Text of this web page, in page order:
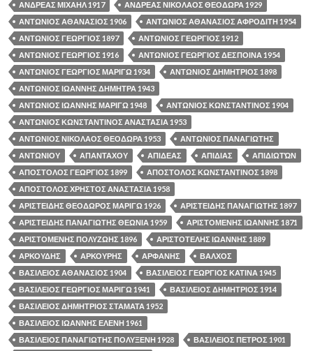
ΑΝΔΡΕΑΣ ΜΙΧΑΗΛ 1917
ΑΝΔΡΕΑΣ ΝΙΚΟΛΑΟΣ ΘΕΟΔΩΡΑ 1929
ΑΝΤΩΝΙΟΣ ΑΘΑΝΑΣΙΟΣ 1906
ΑΝΤΩΝΙΟΣ ΑΘΑΝΑΣΙΟΣ ΑΦΡΟΔΙΤΗ 1954
ΑΝΤΩΝΙΟΣ ΓΕΩΡΓΙΟΣ 1897
ΑΝΤΩΝΙΟΣ ΓΕΩΡΓΙΟΣ 1912
ΑΝΤΩΝΙΟΣ ΓΕΩΡΓΙΟΣ 1916
ΑΝΤΩΝΙΟΣ ΓΕΩΡΓΙΟΣ ΔΕΣΠΟΙΝΑ 1954
ΑΝΤΩΝΙΟΣ ΓΕΩΡΓΙΟΣ ΜΑΡΙΓΩ 1934
ΑΝΤΩΝΙΟΣ ΔΗΜΗΤΡΙΟΣ 1898
ΑΝΤΩΝΙΟΣ ΙΩΑΝΝΗΣ ΔΗΜΗΤΡΑ 1943
ΑΝΤΩΝΙΟΣ ΙΩΑΝΝΗΣ ΜΑΡΙΓΩ 1948
ΑΝΤΩΝΙΟΣ ΚΩΝΣΤΑΝΤΙΝΟΣ 1904
ΑΝΤΩΝΙΟΣ ΚΩΝΣΤΑΝΤΙΝΟΣ ΑΝΑΣΤΑΣΙΑ 1953
ΑΝΤΩΝΙΟΣ ΝΙΚΟΛΑΟΣ ΘΕΟΔΩΡΑ 1953
ΑΝΤΩΝΙΟΣ ΠΑΝΑΓΙΩΤΗΣ
ΑΝΤΩΝΙΟΥ
ΑΠΑΝΤΑΧΟΥ ΑΠΙΔΕΑΣ ΑΠΙΔΙΑΣ
ΑΠΙΔΙΩΤΏΝ
ΑΠΟΣΤΟΛΟΣ ΓΕΩΡΓΙΟΣ 1899
ΑΠΟΣΤΟΛΟΣ ΚΩΝΣΤΑΝΤΙΝΟΣ 1898
ΑΠΟΣΤΟΛΟΣ ΧΡΗΣΤΟΣ ΑΝΑΣΤΑΣΙΑ 1958
ΑΡΙΣΤΕΙΔΗΣ ΘΕΟΔΩΡΟΣ ΜΑΡΙΓΩ 1926
ΑΡΙΣΤΕΙΔΗΣ ΠΑΝΑΓΙΩΤΗΣ 1897
ΑΡΙΣΤΕΙΔΗΣ ΠΑΝΑΓΙΩΤΗΣ ΘΕΩΝΙΑ 1959
ΑΡΙΣΤΟΜΕΝΗΣ ΙΩΑΝΝΗΣ 1871
ΑΡΙΣΤΟΜΕΝΗΣ ΠΟΛΥΖΩΗΣ 1896
ΑΡΙΣΤΟΤΕΛΗΣ ΙΩΑΝΝΗΣ 1889
ΑΡΚΟΥΔΗΣ
ΑΡΚΟΥΡΗΣ ΑΡΦΑΝΗΣ
ΒΑΛΧΟΣ
ΒΑΣΙΛΕΙΟΣ ΑΘΑΝΑΣΙΟΣ 1904
ΒΑΣΙΛΕΙΟΣ ΓΕΩΡΓΙΟΣ ΚΑΤΙΝΑ 1945
ΒΑΣΙΛΕΙΟΣ ΓΕΩΡΓΙΟΣ ΜΑΡΙΓΩ 1941
ΒΑΣΙΛΕΙΟΣ ΔΗΜΗΤΡΙΟΣ 1914
ΒΑΣΙΛΕΙΟΣ ΔΗΜΗΤΡΙΟΣ ΣΤΑΜΑΤΑ 1952
ΒΑΣΙΛΕΙΟΣ ΙΩΑΝΝΗΣ ΕΛΕΝΗ 1961
ΒΑΣΙΛΕΙΟΣ ΠΑΝΑΓΙΩΤΗΣ ΠΟΛΥΞΕΝΗ 1928
ΒΑΣΙΛΕΙΟΣ ΠΕΤΡΟΣ 1901